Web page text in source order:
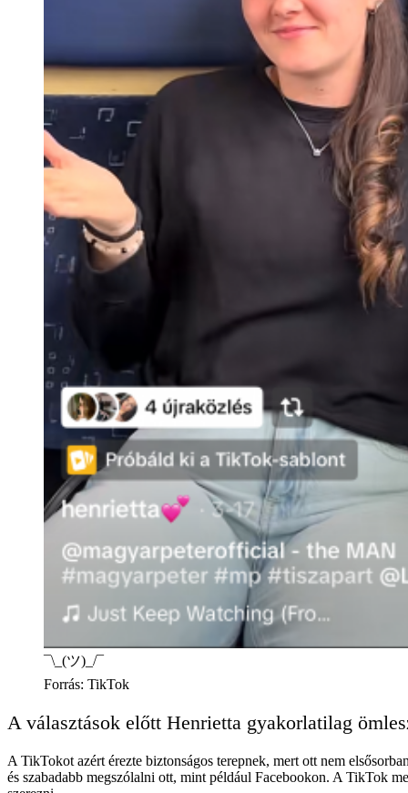
¯\_(ツ)_/¯
Forrás: TikTok
A választások előtt Henrietta gyakorlatilag
A TikTokot azért érezte biztonságos terepnek, mert ott nem
és szabadabb megszólalni ott, mint például Facebookon. A TikTok